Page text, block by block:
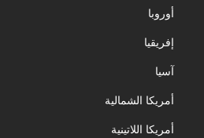
أوروبا
إفريقيا
آسيا
أمريكا الشمالية
أمريكا اللاتينية